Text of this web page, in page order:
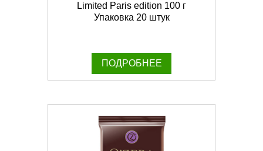
Limited Paris edition 100 г
Упаковка 20 штук
ПОДРОБНЕЕ